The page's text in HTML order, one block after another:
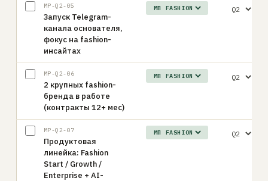
MP-Q2-05
Запуск Telegram-
канала основателя,
фокус на fashion-
инсайтах
MP-Q2-06
2 крупных fashion-
бренда в работе
(контракты 12+ мес)
MP-Q2-07
Продуктовая
линейка: Fashion
Start / Growth /
Enterprise + AI-